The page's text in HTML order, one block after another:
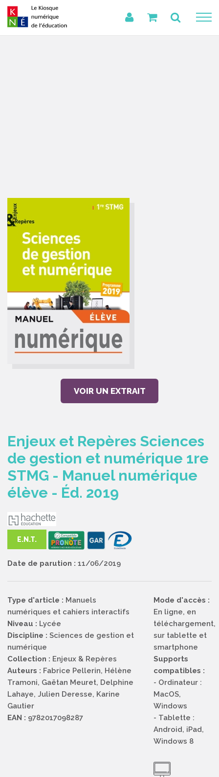
VOIR UN EXTRAIT
Enjeux et Repères Sciences
de gestion et numérique 1re
STMG - Manuel numérique
élève - Éd. 2019
E.N.T.
Date de parution : 11/06/2019
Type d'article : Manuels
numériques et cahiers interactifs
Niveau : Lycée
Discipline : Sciences de gestion et
numérique
Collection : Enjeux & Repères
Auteurs : Fabrice Pellerin, Hélène
Tramoni, Gaëtan Meuret, Delphine
Lahaye, Julien Deresse, Karine
Gautier
EAN : 9782017098287
Mode d'accès :
En ligne, en
téléchargement,
sur tablette et
smartphone
Supports
compatibles :
- Ordinateur :
MacOS,
Windows
- Tablette :
Android, iPad,
Windows 8